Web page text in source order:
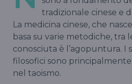
tradizionale cinese e
La medicina cinese, che
basa su varie metodiche, tra
conosciuta è l’agopuntura. I
filosofici sono
nel taoismo.